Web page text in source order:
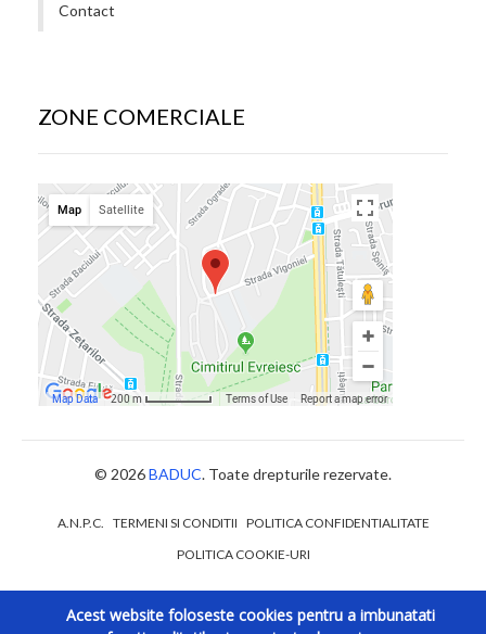
Contact
ZONE COMERCIALE
© 2026BADUC. Toate drepturile rezervate.
A.N.P.C. TERMENI SI CONDITII POLITICA CONFIDENTIALITATE
POLITICA COOKIE-URI
Acest website foloseste cookies pentru a imbunatati